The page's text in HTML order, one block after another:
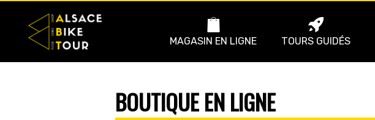
MAGASIN EN LIGNE TOURS GUIDÉS
BOUTIQUE EN LIGNE